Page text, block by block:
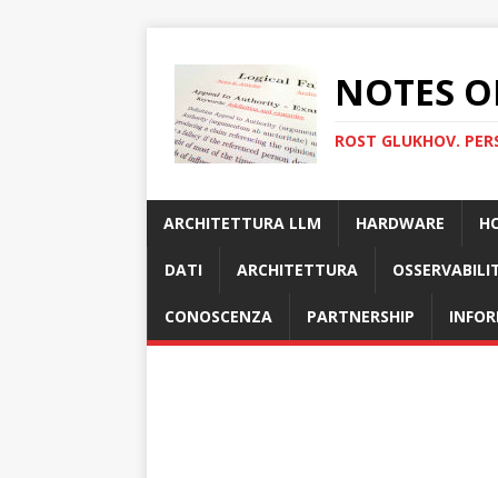
NOTES
ROST GLUKHOV.
ARCHITETTURA LLM HARDWARE
DATI ARCHITETTURA
CONOSCENZA PARTNERSHIP